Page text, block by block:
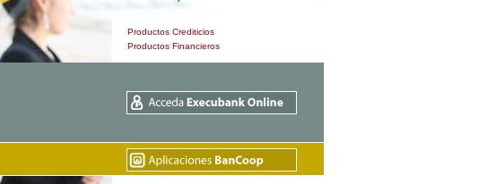
Productos Crediticios
Productos Financieros